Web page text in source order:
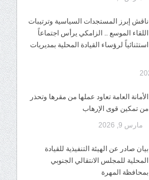
ناقش إبرز المستجدات السياسية وترتيبات
اللقاء الموسع .. الزامكي يرأس اجتماعاً
استثنائياً لرؤساء القيادة المحلية بمديريات
الأمانة العامة تعاود عملها من مقرها وتحذر
من تمكين قوى الإرهاب
مارس 9, 2026
بيان صادر عن الهيئة التنفيذية للقيادة
المحلية للمجلس الانتقالي الجنوبي
بمحافظة المهرة